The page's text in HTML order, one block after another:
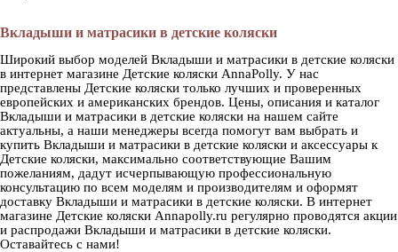
Вкладыши и матрасики в детские коляски
Широкий выбор моделей Вкладыши и матрасики в детские коляски
в интернет магазине Детские коляски AnnaPolly. У нас
представлены Детские коляски только лучших и проверенных
европейских и американских брендов. Цены, описания и каталог
Вкладыши и матрасики в детские коляски на нашем сайте
актуальны, а наши менеджеры всегда помогут вам выбрать и
купить Вкладыши и матрасики в детские коляски и аксессуары к
Детские коляски, максимально соответствующие Вашим
пожеланиям, дадут исчерпывающую профессиональную
консультацию по всем моделям и производителям и оформят
доставку Вкладыши и матрасики в детские коляски. В интернет
магазине Детские коляски Annapolly.ru регулярно проводятся акции
и распродажи Вкладыши и матрасики в детские коляски.
Оставайтесь с нами!